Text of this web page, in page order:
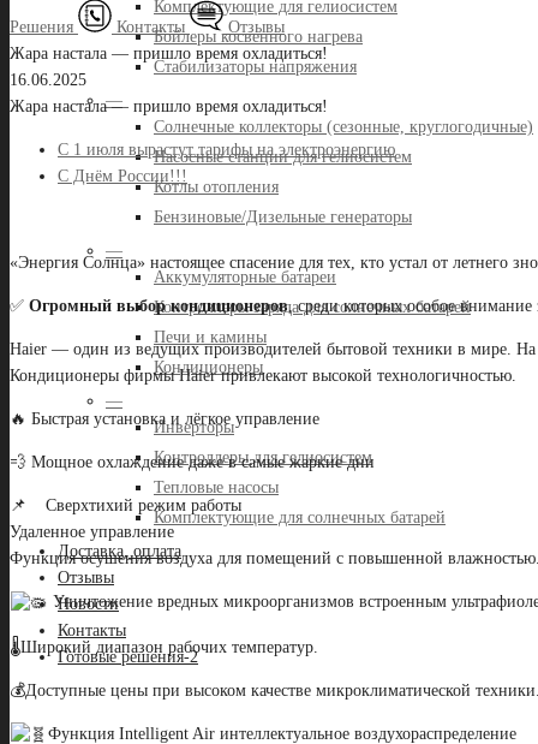
Комплектующие для гелиосистем
Бойлеры косвенного нагрева
Стабилизаторы напряжения
—
Солнечные коллекторы (сезонные, круглогодичные)
Насосные станции для гелиосистем
Котлы отопления
Бензиновые/Дизельные генераторы
—
Аккумуляторные батареи
Контроллеры заряда для солнечных батарей
Печи и камины
Кондиционеры
—
Инверторы
Контроллеры для гелиосистем
Тепловые насосы
Комплектующие для солнечных батарей
Доставка, оплата
Отзывы
Новости
Контакты
Готовые решения-2
Решения Контакты
Отзывы
Жара настала — пришло время охладиться!
16.06.2025
Жара настала — пришло время охладиться!
С 1 июля вырастут тарифы на электроэнергию
С Днём России!!!
«Энергия Солнца» настоящее спасение для тех, кто устал от летнего
✅ Огромный выбор кондиционеров, среди которых особое
Haier — один из ведущих производителей бытовой техники в мире. На
Кондиционеры фирмы Haier привлекают высокой технологичностью.
🔥 Быстрая установка и лёгкое управление
💨 Мощное охлаждение даже в самые жаркие дни
📌 Сверхтихий режим работы
Удаленное управление
Функция осушения воздуха для помещений с повышенной влажностью.
Уничтожение вредных микроорганизмов встроенным
🌡️Широкий диапазон рабочих температур.
💰Доступные цены при высоком качестве микроклиматической техники.
Функция Intelligent Air интеллектуальное воздухораспределение